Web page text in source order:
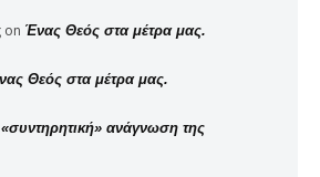
on Ένας Θεός στα μέτρα μας.
Θεός στα μέτρα μας.
ανάγνωση της